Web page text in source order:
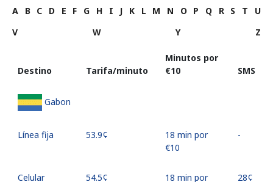
A B C D E F G H I J K L M N O P Q R S T
U
V
W Y Z
Destino Tarifa/minuto
Minutos por
⁦€10⁩
SMS
Gabon
Línea fija ⁦53.9¢⁩
18 min por
⁦€10⁩
-
Celular ⁦54.5¢⁩
18 min por
⁦28¢⁩